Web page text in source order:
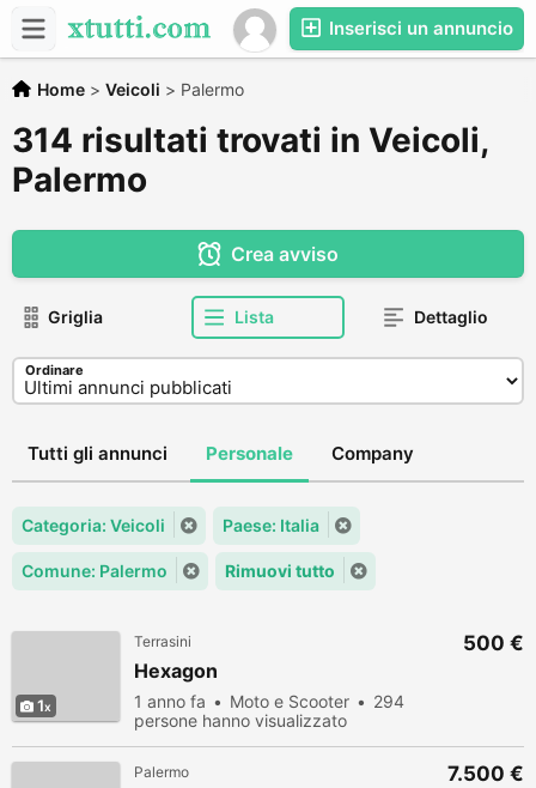
Inserisci un annuncio
Home > Veicoli > Palermo
314 risultati trovati in Veicoli,
Palermo
Crea avviso
Griglia Lista Dettaglio
Ordinare
Tutti gli annunci Personale Company
Categoria: Veicoli Paese: Italia
Comune: Palermo Rimuovi tutto
1
Terrasini
Hexagon
1 anno fa Moto e Scooter
294
persone hanno visualizzato
500 €
Palermo 7.500 €